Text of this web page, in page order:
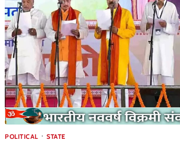
POLITICAL STATE